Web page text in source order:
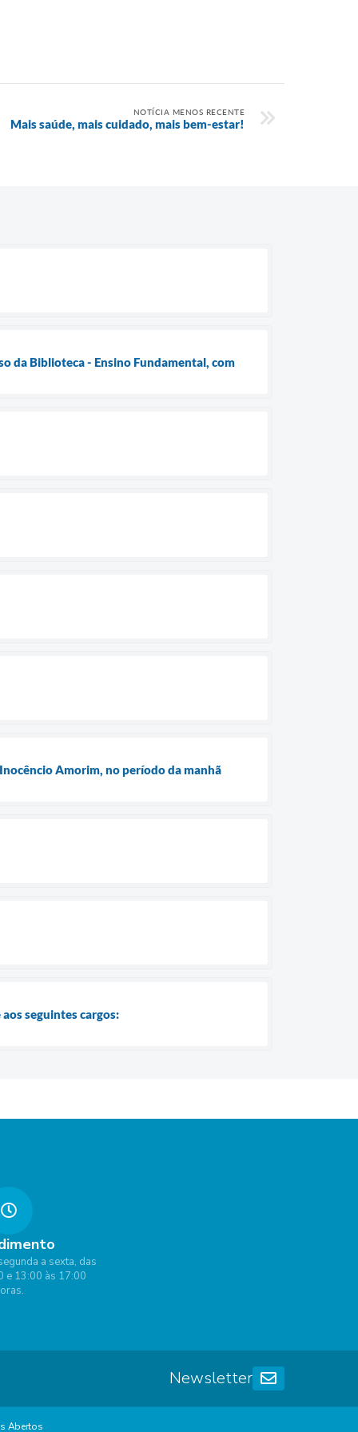
NOTÍCIA MENOS RECENTE
Mais saúde, mais cuidado, mais bem-estar!
da Biblioteca - Ensino Fundamental, com
Amorim, no período da manhã
seguintes cargos:
a sexta, das
e 13:00 às 17:00
Newsletter
Abertos